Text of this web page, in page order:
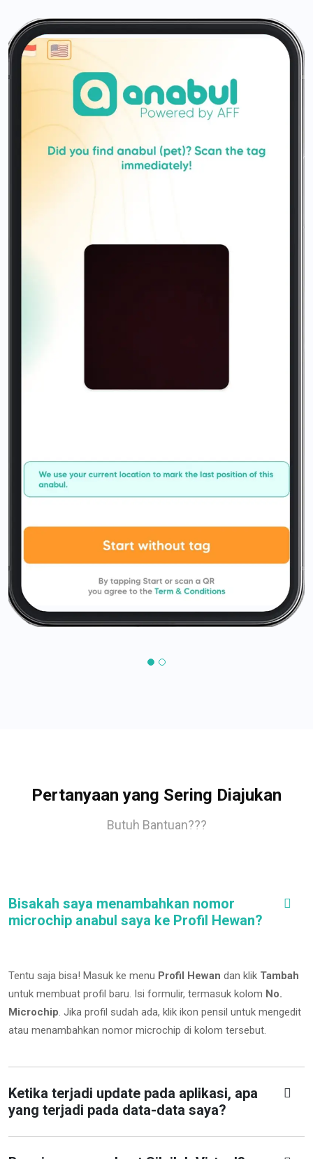
Pertanyaan yang Sering Diajukan
Butuh Bantuan???
Bisakah saya menambahkan nomor
microchip anabul saya ke Profil Hewan?
Tentu saja bisa! Masuk ke menu Profil Hewan dan klik Tambah
untuk membuat profil baru. Isi formulir, termasuk kolom No.
Microchip. Jika profil sudah ada, klik ikon pensil untuk mengedit
atau menambahkan nomor microchip di kolom tersebut.
Ketika terjadi update pada aplikasi, apa
yang terjadi pada data-data saya?